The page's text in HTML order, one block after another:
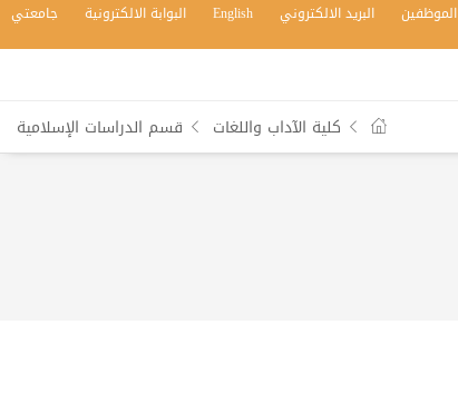
الموظفين البريد الالكتروني English البوابة الالكترونية جامعتي
كلية الآداب واللغات قسم الدراسات الإسلامية